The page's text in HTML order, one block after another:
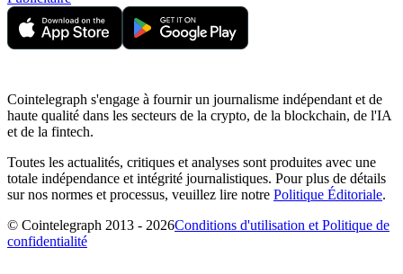
Cointelegraph s'engage à fournir un journalisme indépendant et de
haute qualité dans les secteurs de la crypto, de la blockchain, de l'IA
et de la fintech.
Toutes les actualités, critiques et analyses sont produites avec une
totale indépendance et intégrité journalistiques. Pour plus de détails
sur nos normes et processus, veuillez lire notre Politique Éditoriale.
© Cointelegraph 2013 - 2026Conditions d'utilisation et Politique de
confidentialité